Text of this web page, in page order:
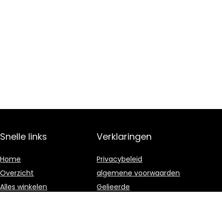
Snelle links
Home
Overzicht
Alles winkelen
Verklaringen
Privacybeleid
algemene voorwaarden
Gelieerde